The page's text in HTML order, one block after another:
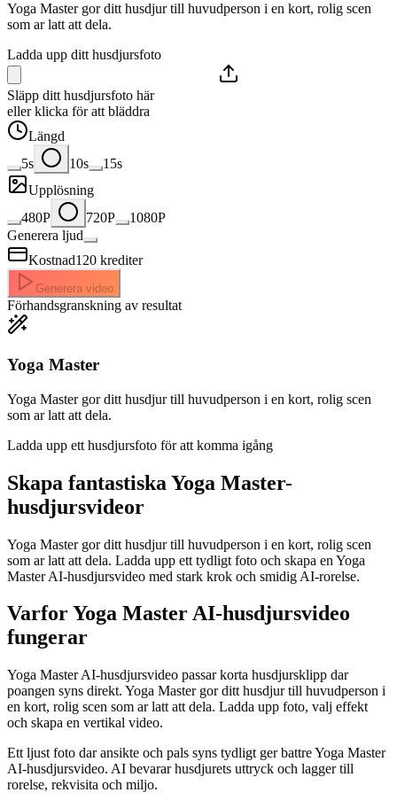
Yoga Master gor ditt husdjur till huvudperson i en kort, rolig scen
som ar latt att dela.
Ladda upp ditt husdjursfoto
Släpp ditt husdjursfoto här
eller klicka för att bläddra
Längd
5s
10s
15s
Upplösning
480P
720P
1080P
Generera ljud
Kostnad120 krediter
Generera video
Förhandsgranskning av resultat
Yoga Master
Yoga Master gor ditt husdjur till huvudperson i en kort, rolig scen
som ar latt att dela.
Ladda upp ett husdjursfoto för att komma igång
Skapa fantastiska Yoga Master-
husdjursvideor
Yoga Master gor ditt husdjur till huvudperson i en kort, rolig scen
som ar latt att dela. Ladda upp ett tydligt foto och skapa en Yoga
Master AI-husdjursvideo med stark krok och smidig AI-rorelse.
Varfor Yoga Master AI-husdjursvideo
fungerar
Yoga Master AI-husdjursvideo passar korta husdjursklipp dar
poangen syns direkt. Yoga Master gor ditt husdjur till huvudperson i
en kort, rolig scen som ar latt att dela. Ladda upp foto, valj effekt
och skapa en vertikal video.
Ett ljust foto dar ansikte och pals syns tydligt ger battre Yoga Master
AI-husdjursvideo. AI bevarar husdjurets uttryck och lagger till
rorelse, rekvisita och miljo.